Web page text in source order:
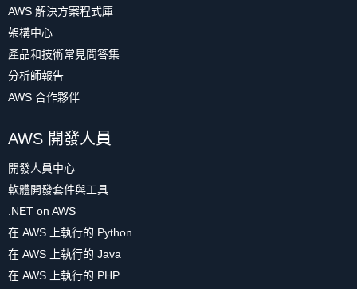
AWS 解決方案程式庫
架構中心
產品和技術常見問答集
分析師報告
AWS 合作夥伴
AWS 開發人員
開發人員中心
軟體開發套件與工具
.NET on AWS
在 AWS 上執行的 Python
在 AWS 上執行的 Java
在 AWS 上執行的 PHP